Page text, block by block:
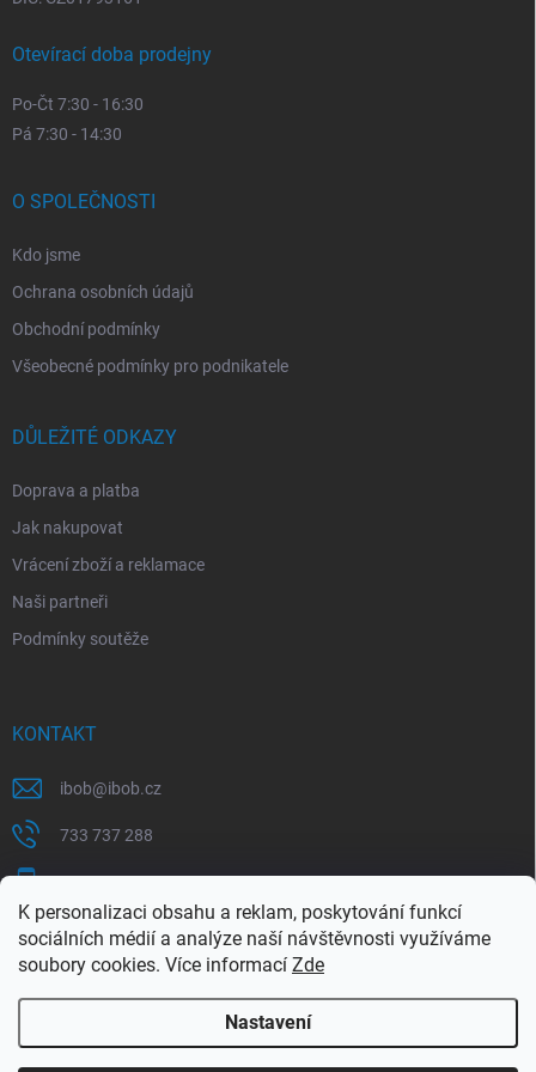
K personalizaci obsahu a reklam, poskytování funkcí
sociálních médií a analýze naší návštěvnosti využíváme
soubory cookies. Více informací Zde
Nastavení
Otevírací doba prodejny
Po-Čt 7:30 - 16:30
Pá 7:30 - 14:30
O SPOLEČNOSTI
Kdo jsme
Ochrana osobních údajů
Obchodní podmínky
Všeobecné podmínky pro podnikatele
DŮLEŽITÉ ODKAZY
Doprava a platba
Jak nakupovat
Vrácení zboží a reklamace
Naši partneři
Podmínky soutěže
KONTAKT
ibob@ibob.cz
733 737 288
607 069 561
Sledujte nás na Facebooku !
ibob_s.r.o/
Copyright 2026ibob s.r.o.. Všechna práva vyhrazena.Upravit nastavení